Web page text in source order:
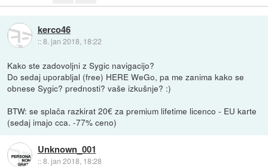
kerco46
::8. jan 2018, 18:22
Kako ste zadovoljni z Sygic navigacijo?
Do sedaj uporabljal (free) HERE WeGo, pa me zanima kako se
obnese Sygic? prednosti? vaše izkušnje? :)
BTW: se splača razkirat 20€ za premium lifetime licenco - EU karte
(sedaj imajo cca. -77% ceno)
Unknown_001
::8. jan 2018, 18:28